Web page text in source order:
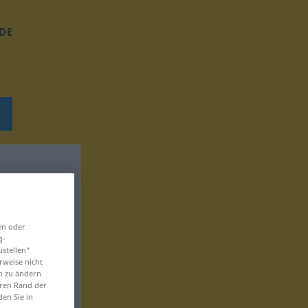
DE
oder
nicht
zu ändern
Rand der
Sie in